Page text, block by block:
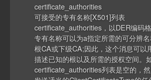
certificate_authorities
可接受的专有名称[X501]列表
certificate_authorities，以DER编码
专有名称可以为a指定所需的可分辨
根CA或下级CA;因此，这个消息可以
描述已知的根以及所需的授权空间。
certificate_authorities列表是空的，